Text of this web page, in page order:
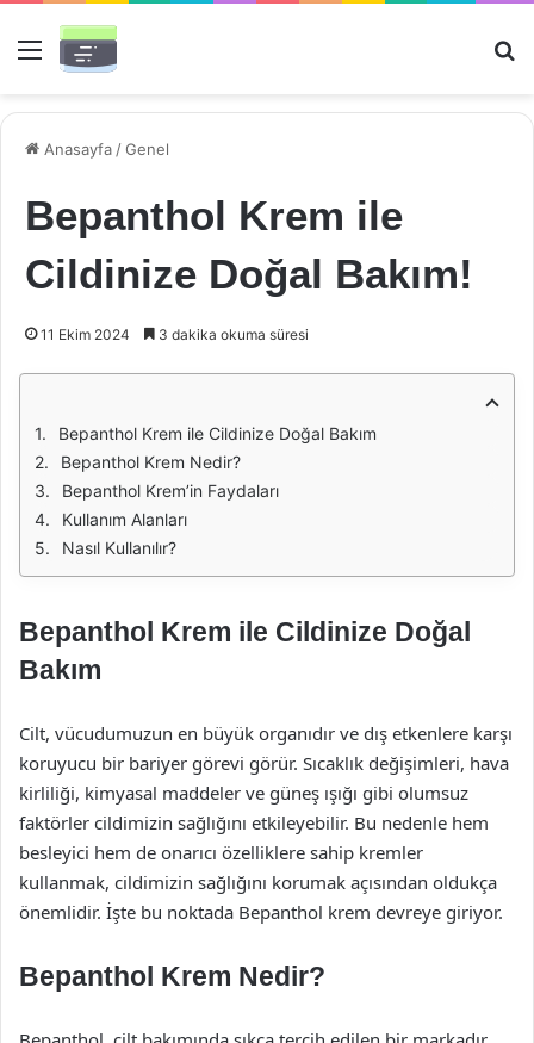
Menü
Anasayfa /Genel
Bepanthol Krem ile
Cildinize Doğal Bakım!
11 Ekim 2024 3 dakika okuma süresi
Bepanthol Krem ile Cildinize Doğal Bakım
Bepanthol Krem Nedir?
Bepanthol Krem’in Faydaları
Kullanım Alanları
Nasıl Kullanılır?
Bepanthol Krem ile Cildinize Doğal
Bakım
Cilt, vücudumuzun en büyük organıdır ve dış etkenlere karşı
koruyucu bir bariyer görevi görür. Sıcaklık değişimleri, hava
kirliliği, kimyasal maddeler ve güneş ışığı gibi olumsuz
faktörler cildimizin sağlığını etkileyebilir. Bu nedenle hem
besleyici hem de onarıcı özelliklere sahip kremler
kullanmak, cildimizin sağlığını korumak açısından oldukça
önemlidir. İşte bu noktada Bepanthol krem devreye giriyor.
Bepanthol Krem Nedir?